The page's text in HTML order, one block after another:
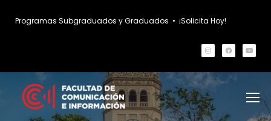
Programas Subgraduados y Graduados • ¡Solicita Hoy!